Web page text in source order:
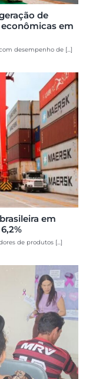
de
em
desempenho de [...]
em
de produtos [...]